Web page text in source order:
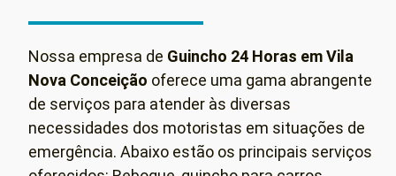
Nossa empresa de Guincho 24 Horas em Vila
Nova Conceição oferece uma gama abrangente
de serviços para atender às diversas
necessidades dos motoristas em situações de
emergência. Abaixo estão os principais serviços